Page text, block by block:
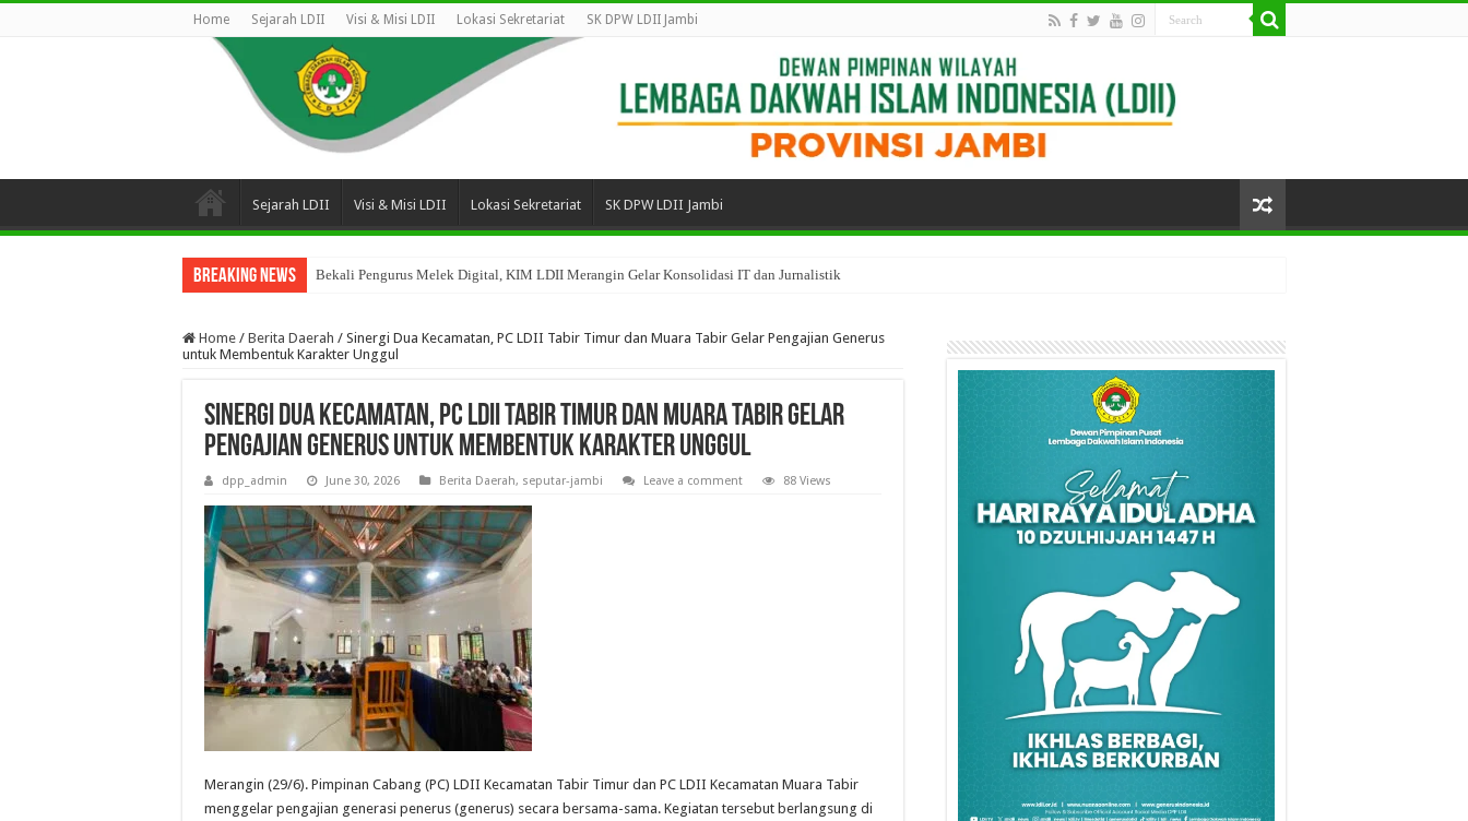
Home Sejarah LDII Visi & Misi LDII Lokasi Sekretariat SK DPW LDII Jambi
Sejarah LDII Visi & Misi LDII Lokasi Sekretariat SK DPW LDII Jambi
Breaking News Bekali Pengurus Melek Digital, KIM LDII Merangin Gelar Konsolidasi IT dan Jurnalistik
Home / Berita Daerah / Sinergi Dua Kecamatan, PC LDII Tabir Timur dan Muara Tabir Gelar Pengajian Generus
untuk Membentuk Karakter Unggul
Sinergi Dua Kecamatan, PC LDII Tabir Timur dan Muara Tabir Gelar
Pengajian Generus untuk Membentuk Karakter Unggul
dpp_admin June 30, 2026 Berita Daerah, seputar-jambi Leave a comment 88 Views
Merangin (29/6). Pimpinan Cabang (PC) LDII Kecamatan Tabir Timur dan PC LDII Kecamatan Muara Tabir
menggelar pengajian generasi penerus (generus) secara bersama-sama. Kegiatan tersebut berlangsung di